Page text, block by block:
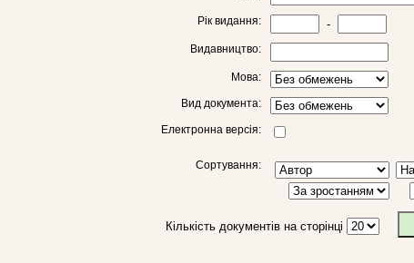
Рік видання: -
Видавництво:
Мова:
Вид документа:
Електронна версія:
Сортування:
Кількість документів на сторінці